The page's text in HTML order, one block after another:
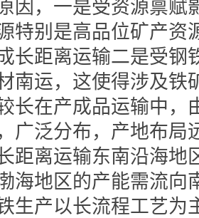
因，一是受资源禀赋
特别是高品位矿产资
长距离运输二是受钢
南运，这使得涉及铁
长在产成品运输中，
广泛分布，产地布局
距离运输东南沿海地
海地区的产能需流向
生产以长流程工艺为